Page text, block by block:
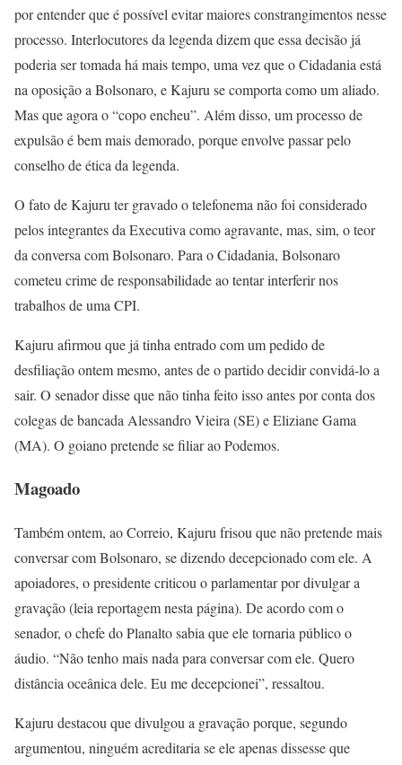
por entender que é possível evitar maiores constrangimentos nesse
processo. Interlocutores da legenda dizem que essa decisão já
poderia ser tomada há mais tempo, uma vez que o Cidadania está
na oposição a Bolsonaro, e Kajuru se comporta como um aliado.
Mas que agora o “copo encheu”. Além disso, um processo de
expulsão é bem mais demorado, porque envolve passar pelo
conselho de ética da legenda.
O fato de Kajuru ter gravado o telefonema não foi considerado
pelos integrantes da Executiva como agravante, mas, sim, o teor
da conversa com Bolsonaro. Para o Cidadania, Bolsonaro
cometeu crime de responsabilidade ao tentar interferir nos
trabalhos de uma CPI.
Kajuru afirmou que já tinha entrado com um pedido de
desfiliação ontem mesmo, antes de o partido decidir convidá-lo a
sair. O senador disse que não tinha feito isso antes por conta dos
colegas de bancada Alessandro Vieira (SE) e Eliziane Gama
(MA). O goiano pretende se filiar ao Podemos.
Magoado
Também ontem, ao Correio, Kajuru frisou que não pretende mais
conversar com Bolsonaro, se dizendo decepcionado com ele. A
apoiadores, o presidente criticou o parlamentar por divulgar a
gravação (leia reportagem nesta página). De acordo com o
senador, o chefe do Planalto sabia que ele tornaria público o
áudio. “Não tenho mais nada para conversar com ele. Quero
distância oceânica dele. Eu me decepcionei”, ressaltou.
Kajuru destacou que divulgou a gravação porque, segundo
argumentou, ninguém acreditaria se ele apenas dissesse que